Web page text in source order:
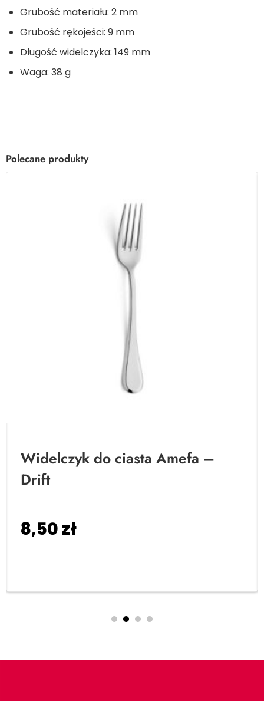
Grubość materiału: 2 mm
Grubość rękojeści: 9 mm
Długość widelczyka: 149 mm
Waga: 38 g
Polecane produkty
Widelczyk do ciasta Amefa –
Drift
8,50zł